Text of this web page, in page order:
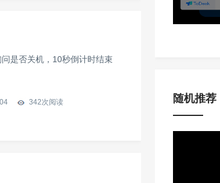
是否关机，10秒倒计时结束
342次阅读 随机推荐